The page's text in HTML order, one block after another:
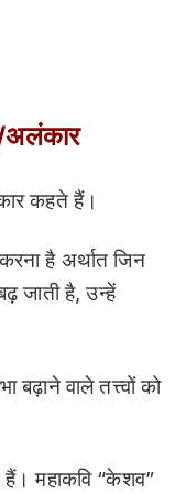
अलंकार
कहते हैं।
है अर्थात जिन
जाती है, उन्हें
बढ़ाने वाले तत्त्वों को
हैं। महाकवि “केशव”